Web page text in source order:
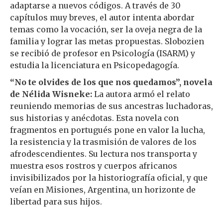
adaptarse a nuevos códigos. A través de 30
capítulos muy breves, el autor intenta abordar
temas como la vocación, ser la oveja negra de la
familia y lograr las metas propuestas. Slobozien
se recibió de profesor en Psicología (ISARM) y
estudia la licenciatura en Psicopedagogía.
“No te olvides de los que nos quedamos”, novela
de Nélida Wisneke: La autora armó el relato
reuniendo memorias de sus ancestras luchadoras,
sus historias y anécdotas. Esta novela con
fragmentos en portugués pone en valor la lucha,
la resistencia y la trasmisión de valores de los
afrodescendientes. Su lectura nos transporta y
muestra esos rostros y cuerpos africanos
invisibilizados por la historiografía oficial, y que
veían en Misiones, Argentina, un horizonte de
libertad para sus hijos.